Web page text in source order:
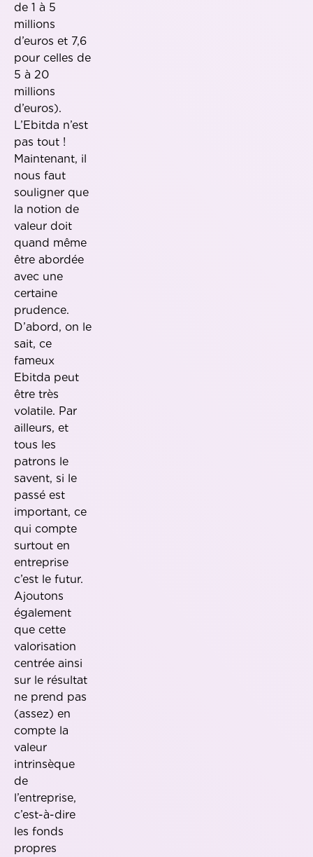
de 1 à 5
millions
d’euros et 7,6
pour celles de
5 à 20
millions
d’euros).
L’Ebitda n’est
pas tout !
Maintenant, il
nous faut
souligner que
la notion de
valeur doit
quand même
être abordée
avec une
certaine
prudence.
D’abord, on le
sait, ce
fameux
Ebitda peut
être très
volatile. Par
ailleurs, et
tous les
patrons le
savent, si le
passé est
important, ce
qui compte
surtout en
entreprise
c’est le futur.
Ajoutons
également
que cette
valorisation
centrée ainsi
sur le résultat
ne prend pas
(assez) en
compte la
valeur
intrinsèque
de
l’entreprise,
c’est-à-dire
les fonds
propres